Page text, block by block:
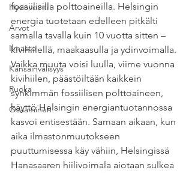
Hyvinvointi
Arvot
Ilmasto
Kansainvälisyys
Ruoka
Osaaminen
fossiilisilla polttoaineilla. Helsingin
energia tuotetaan edelleen pitkälti
samalla tavalla kuin 10 vuotta sitten –
kivihiilellä, maakaasulla ja ydinvoimalla.
Vaikka muuta voisi luulla, viime vuonna
kivihiilen, päästöiltään kaikkein
synkimmän fossiilisen polttoaineen,
käyttö Helsingin energiantuotannossa
kasvoi entisestään. Samaan aikaan, kun
aika ilmastonmuutokseen
puuttumisessa käy vähiin, Helsingissä
Hanasaaren hiilivoimala aiotaan sulkea